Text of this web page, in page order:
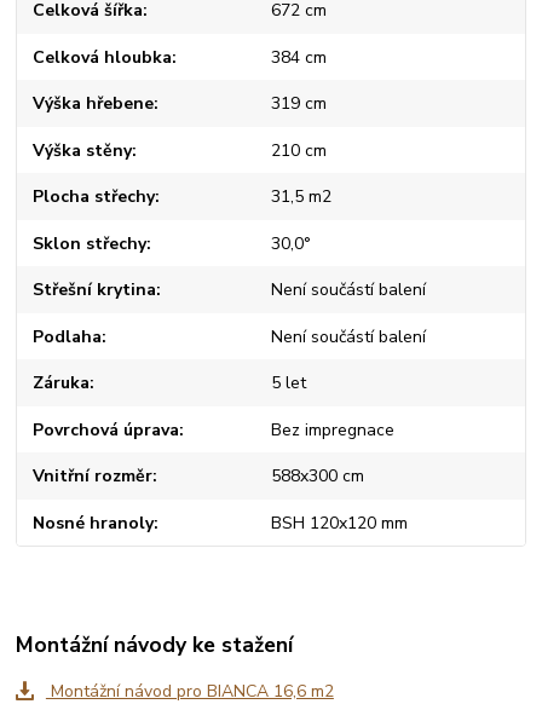
Celková šířka 672 cm
Celková hloubka 384 cm
Výška hřebene 319 cm
Výška stěny 210 cm
Plocha střechy 31,5 m2
Sklon střechy 30,0°
Střešní krytina Není součástí balení
Podlaha Není součástí balení
Záruka 5 let
Povrchová úprava Bez impregnace
Vnitřní rozměr 588x300 cm
Nosné hranoly BSH 120x120 mm
Montážní návody ke stažení
Montážní návod pro BIANCA 16,6 m2